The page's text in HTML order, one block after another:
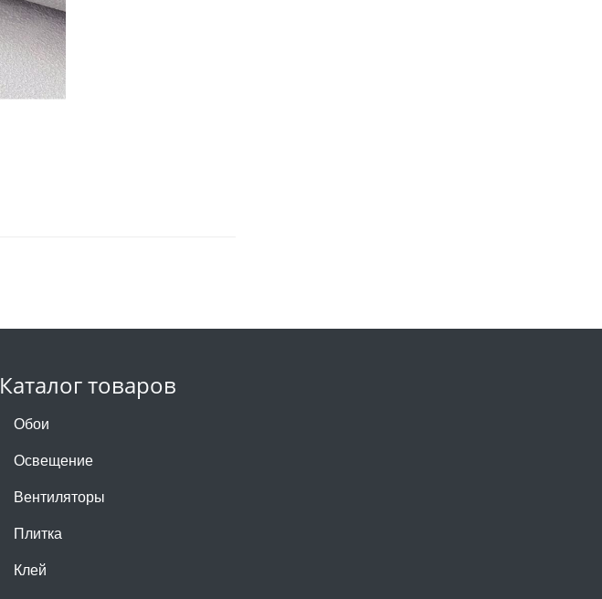
Каталог товаров
Обои
Освещение
Вентиляторы
Плитка
Клей